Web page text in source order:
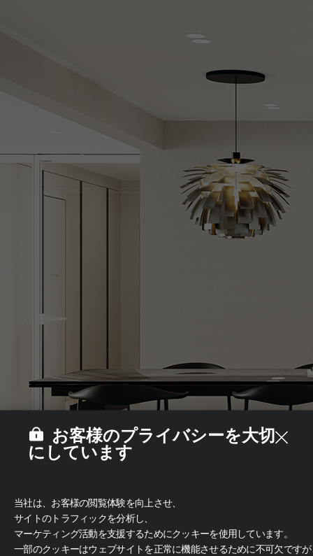
お客様のプライバシーを大切
にしています
当社は、お客様の閲覧体験を向上させ、
サイトのトラフィックを分析し、
マーケティング活動を支援するためにクッキーを使用しています。
一部のクッキーはウェブサイトを正常に機能させるために不可欠です